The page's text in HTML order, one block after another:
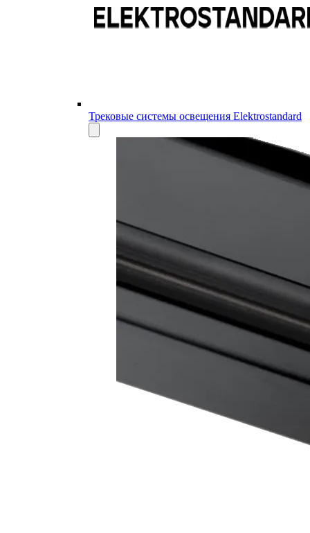
Трековые системы освещения Elektrostandard